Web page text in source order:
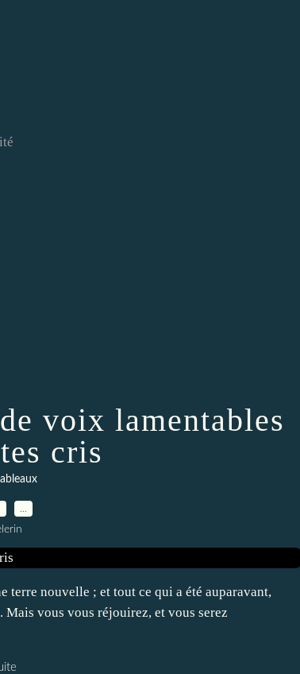
voix lamentables
cris
terre nouvelle ; et tout ce qui a été auparavant,
Mais vous vous réjouirez, et vous serez